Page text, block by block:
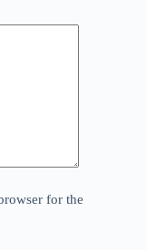
for the